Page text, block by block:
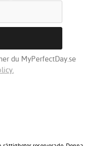
du MyPerfectDay.se